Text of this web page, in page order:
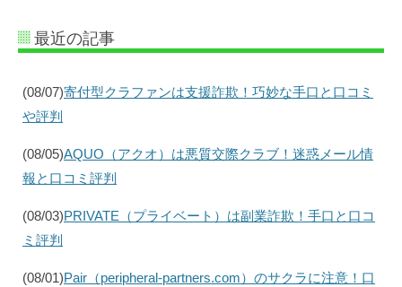
最近の記事
(08/07)寄付型クラファンは支援詐欺！巧妙な手口と口コミ
や評判
(08/05)AQUO（アクオ）は悪質交際クラブ！迷惑メール情
報と口コミ評判
(08/03)PRIVATE（プライベート）は副業詐欺！手口と口コ
ミ評判
(08/01)Pair（peripheral-partners.com）のサクラに注意！口